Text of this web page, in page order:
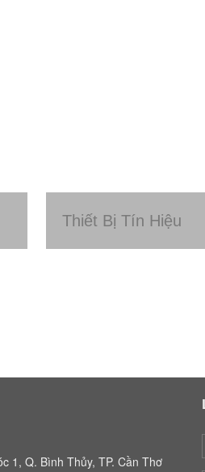
Thiết Bị Tín Hiệu
1, Q. Bình Thủy, TP. Cần Thơ